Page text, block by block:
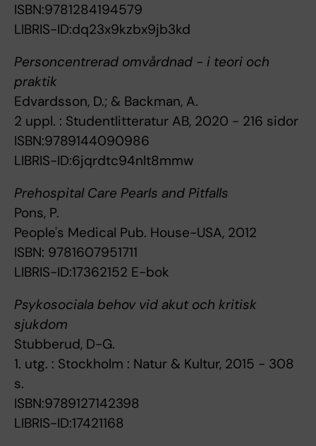
ISBN:9781284194579
LIBRIS-ID:dq23x9kzbx9jb3kd
Personcentrerad omvårdnad - i teori och
praktik
Edvardsson, D.; & Backman, A.
2 uppl. : Studentlitteratur AB, 2020 - 216 sidor
ISBN:9789144090986
LIBRIS-ID:6jqrdtc94nlt8mmw
Prehospital Care Pearls and Pitfalls
Pons, P.
People's Medical Pub. House-USA, 2012
ISBN: 9781607951711
LIBRIS-ID:17362152 E-bok
Psykosociala behov vid akut och kritisk
sjukdom
Stubberud, D-G.
1. utg. : Stockholm : Natur & Kultur, 2015 - 308
s.
ISBN:9789127142398
LIBRIS-ID:17421168